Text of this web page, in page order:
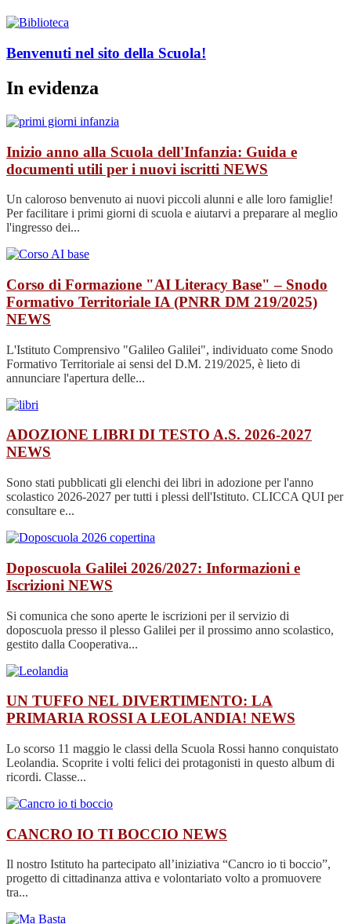
Benvenuti nel sito della Scuola!
In evidenza
Inizio anno alla Scuola dell'Infanzia: Guida e
documenti utili per i nuovi iscritti NEWS
Un caloroso benvenuto ai nuovi piccoli alunni e alle loro famiglie!
Per facilitare i primi giorni di scuola e aiutarvi a preparare al meglio
l'ingresso dei...
Corso di Formazione "AI Literacy Base" – Snodo
Formativo Territoriale IA (PNRR DM 219/2025)
NEWS
L'Istituto Comprensivo "Galileo Galilei", individuato come Snodo
Formativo Territoriale ai sensi del D.M. 219/2025, è lieto di
annunciare l'apertura delle...
ADOZIONE LIBRI DI TESTO A.S. 2026-2027
NEWS
Sono stati pubblicati gli elenchi dei libri in adozione per l'anno
scolastico 2026-2027 per tutti i plessi dell'Istituto. CLICCA QUI per
consultare e...
Doposcuola Galilei 2026/2027: Informazioni e
Iscrizioni NEWS
Si comunica che sono aperte le iscrizioni per il servizio di
doposcuola presso il plesso Galilei per il prossimo anno scolastico,
gestito dalla Cooperativa...
UN TUFFO NEL DIVERTIMENTO: LA
PRIMARIA ROSSI A LEOLANDIA! NEWS
Lo scorso 11 maggio le classi della Scuola Rossi hanno conquistato
Leolandia. Scoprite i volti felici dei protagonisti in questo album di
ricordi. Classe...
CANCRO IO TI BOCCIO NEWS
Il nostro Istituto ha partecipato all’iniziativa “Cancro io ti boccio”,
progetto di cittadinanza attiva e volontariato volto a promuovere
tra...